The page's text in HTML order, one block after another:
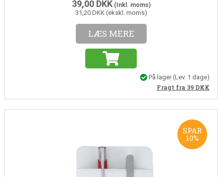
39,00 DKK(Inkl. moms)
31,20 DKK (ekskl. moms)
LÆS MERE
På lager(Lev. 1 dage)
Fragt fra 39 DKK
SPAR
10%